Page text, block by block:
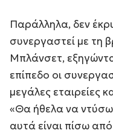
Παράλληλα, δεν
συνεργαστεί με τη
Μπλάνσετ,
επίπεδο οι
μεγάλες εταιρείες
«Θα ήθελα να
αυτά είναι πίσω